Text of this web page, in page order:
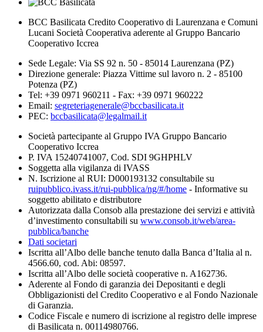
BCC Basilicata Credito Cooperativo di Laurenzana e Comuni
Lucani Società Cooperativa aderente al Gruppo Bancario
Cooperativo Iccrea
Sede Legale: Via SS 92 n. 50 - 85014 Laurenzana (PZ)
Direzione generale: Piazza Vittime sul lavoro n. 2 - 85100
Potenza (PZ)
Tel: +39 0971 960211 - Fax: +39 0971 960222
Email: segreteriagenerale@bccbasilicata.it
PEC: bccbasilicata@legalmail.it
Società partecipante al Gruppo IVA Gruppo Bancario
Cooperativo Iccrea
P. IVA 15240741007, Cod. SDI 9GHPHLV
Soggetta alla vigilanza di IVASS
N. Iscrizione al RUI: D000193132 consultabile su
ruipubblico.ivass.it/rui-pubblica/ng/#/home - Informative su
soggetto abilitato e distributore
Autorizzata dalla Consob alla prestazione dei servizi e attività
d’investimento consultabili su www.consob.it/web/area-
pubblica/banche
Dati societari
Iscritta all’Albo delle banche tenuto dalla Banca d’Italia al n.
4566.60, cod. Abi: 08597.
Iscritta all’Albo delle società cooperative n. A162736.
Aderente al Fondo di garanzia dei Depositanti e degli
Obbligazionisti del Credito Cooperativo e al Fondo Nazionale
di Garanzia.
Codice Fiscale e numero di iscrizione al registro delle imprese
di Basilicata n. 00114980766.